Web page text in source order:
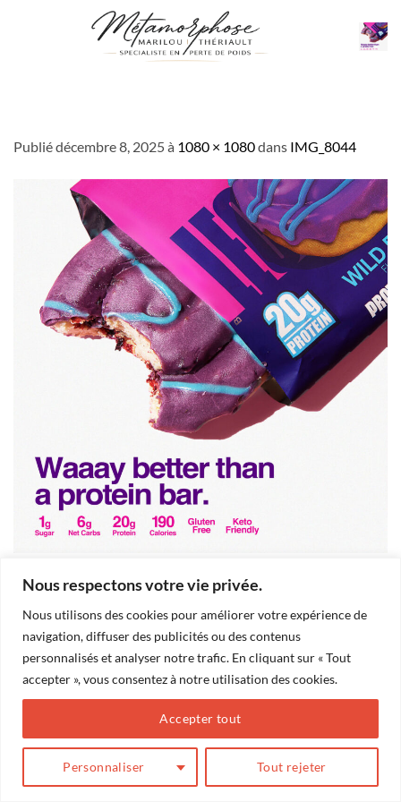
Nous respectons votre vie privée.
Nous utilisons des cookies pour améliorer votre expérience de
navigation, diffuser des publicités ou des contenus
personnalisés et analyser notre trafic. En cliquant sur « Tout
accepter », vous consentez à notre utilisation des cookies.
Personnaliser Tout rejeter
Accepter tout
Publiédécembre 8, 2025à 1080 × 1080dans IMG_8044
Les commentaires et les rétroliens sont actuellement fermés.
←Précédent
Suivant→
Copyright 2026 ©
Marilou Thériault